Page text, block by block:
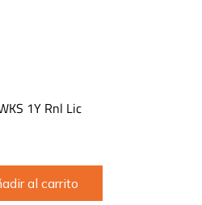
1Y Rnl Lic
al carrito